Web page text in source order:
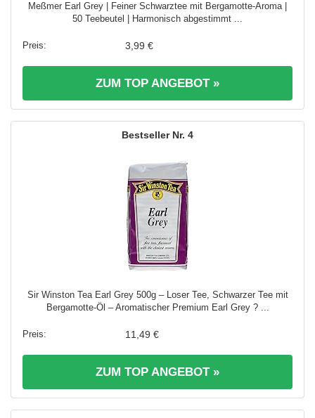
Meßmer Earl Grey | Feiner Schwarztee mit Bergamotte-Aroma |
50 Teebeutel | Harmonisch abgestimmt ...
3,99 €
ZUM TOP ANGEBOT »
4
Sir Winston Tea Earl Grey 500g – Loser Tee, Schwarzer Tee mit
Bergamotte-Öl – Aromatischer Premium Earl Grey ? ...
11,49 €
ZUM TOP ANGEBOT »